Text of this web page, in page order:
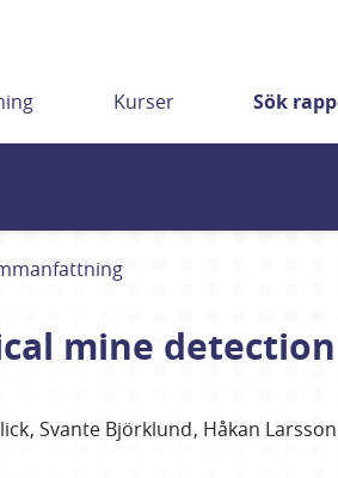
Kurser Sök
mine
Svante Björklund Håkan Larsson